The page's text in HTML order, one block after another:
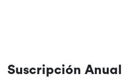
Suscripción